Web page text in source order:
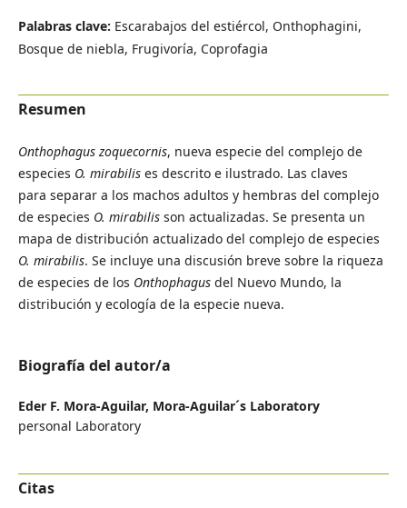
Palabras clave: Escarabajos del estiércol, Onthophagini,
Bosque de niebla, Frugivoría, Coprofagia
Resumen
Onthophagus zoquecornis, nueva especie del complejo de
especies O. mirabilises descrito e ilustrado. Las claves
para separar a los machos adultos y hembras del complejo
de especies O. mirabilisson actualizadas. Se presenta un
mapa de distribución actualizado del complejo de especies
O. mirabilis. Se incluye una discusión breve sobre la riqueza
de especies de los Onthophagusdel Nuevo Mundo, la
distribución y ecología de la especie nueva.
Biografía del autor/a
Eder F. Mora-Aguilar, Mora-Aguilar´s Laboratory
personal Laboratory
Citas